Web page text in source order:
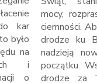
kar
było
na
i
o
mocy,
ciemności.
drodze ku
nadzieją
początku.
drodze za